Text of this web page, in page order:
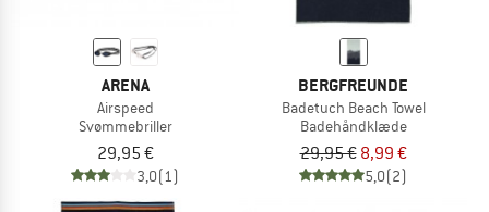
ARENA
Airspeed
Svømmebriller
29,95 €
3,0(1)
BERGFREUNDE
Badetuch Beach Towel
Badehåndklæde
29,95 € 8,99 €
5,0(2)